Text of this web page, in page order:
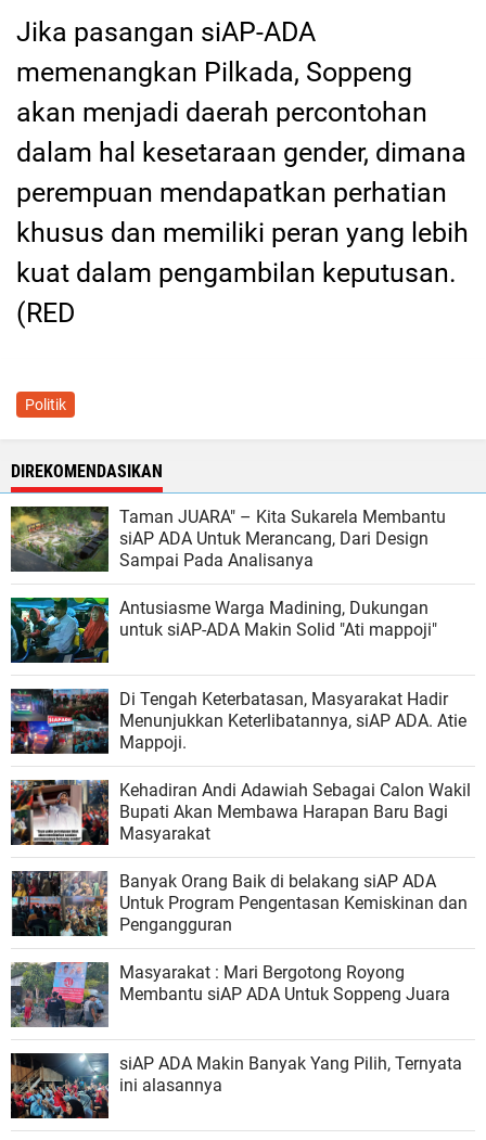
Jika pasangan siAP-ADA
memenangkan Pilkada, Soppeng
akan menjadi daerah percontohan
dalam hal kesetaraan gender, dimana
perempuan mendapatkan perhatian
khusus dan memiliki peran yang lebih
kuat dalam pengambilan keputusan.
(RED
Politik
DIREKOMENDASIKAN
Taman JUARA" – Kita Sukarela Membantu
siAP ADA Untuk Merancang, Dari Design
Sampai Pada Analisanya
Antusiasme Warga Madining, Dukungan
untuk siAP-ADA Makin Solid "Ati mappoji"
Di Tengah Keterbatasan, Masyarakat Hadir
Menunjukkan Keterlibatannya, siAP ADA. Atie
Mappoji.
Kehadiran Andi Adawiah Sebagai Calon Wakil
Bupati Akan Membawa Harapan Baru Bagi
Masyarakat
Banyak Orang Baik di belakang siAP ADA
Untuk Program Pengentasan Kemiskinan dan
Pengangguran
Masyarakat : Mari Bergotong Royong
Membantu siAP ADA Untuk Soppeng Juara
siAP ADA Makin Banyak Yang Pilih, Ternyata
ini alasannya